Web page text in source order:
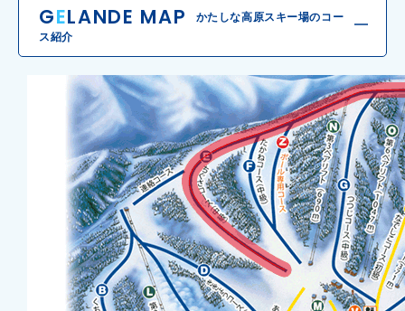
GELANDE MAP
かたしな高原スキー場のコー
ス紹介